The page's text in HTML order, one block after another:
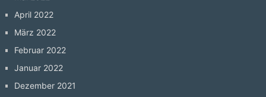
April 2022
März 2022
Februar 2022
Januar 2022
Dezember 2021